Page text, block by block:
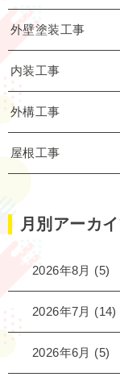
外壁塗装工事
内装工事
外構工事
屋根工事
月別アーカ
2026年8月 (5)
2026年7月 (14)
2026年6月 (5)